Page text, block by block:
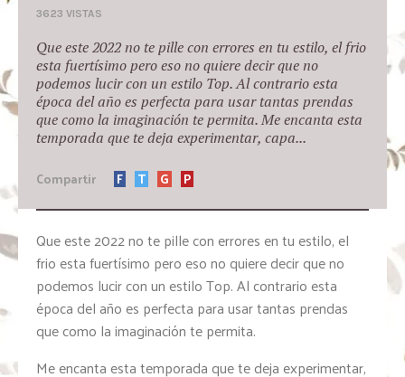
3623 VISTAS
Que este 2022 no te pille con errores en tu estilo, el frio
esta fuertísimo pero eso no quiere decir que no
podemos lucir con un estilo Top. Al contrario esta
época del año es perfecta para usar tantas prendas
que como la imaginación te permita. Me encanta esta
temporada que te deja experimentar, capa...
Compartir F T G P
Que este 2022 no te pille con errores en tu estilo, el
frio esta fuertísimo pero eso no quiere decir que no
podemos lucir con un estilo Top. Al contrario esta
época del año es perfecta para usar tantas prendas
que como la imaginación te permita.
Me encanta esta temporada que te deja experimentar,